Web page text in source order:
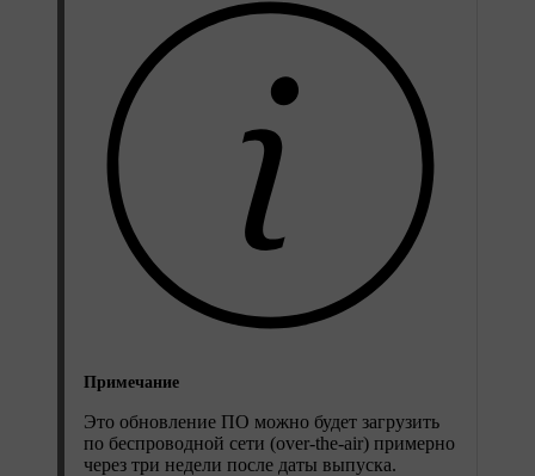
Примечание
Это обновление ПО можно будет загрузить
по беспроводной сети (over-the-air) примерно
через три недели после даты выпуска.